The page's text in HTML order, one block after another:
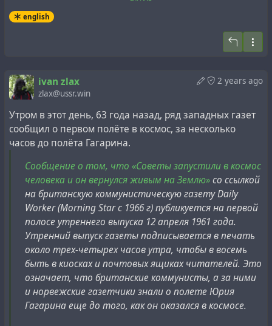
by Frontline by ITN on YouTube
it is possible that the approval for a great future and a
successful career the assistant to the deputy chairman of
the St. Petersburg government received just then,
exactly 30 years ago, directly from the source, from the
future king of the United Kingdom.
cryptocolonialism#history #nyen#property#putin
royal#russianfed#uk#ussr#windsors
Interestingly, La Presse mentioned in its provincial
edition that Daily Worker published an article
on 11 April
in which this official organ of the Communist Party of
Great Britain informed its readers that the Union of
Soviet Socialist Republics (USSR) had launched a human
being in space on 7 April and that this hero had
returned to Earth in perfect health. Better yet, the article
in question, not to mention that of La Presse, contained
a photograph of the cosmonaut, who was certainly not
Gagarin. The British daily’s article also contained a
drawing of Gagarin’s space capsule.
english
2 years ago
ivan zlax
zlax@ussr.win
Утром в этот день, 63 года назад, ряд западных газет
сообщил о первом полёте в космос, за несколько
часов до полёта Гагарина.
Сообщение о том, что «Советы запустили в космос
человека и он вернулся живым на Землю»со ссылкой
на британскую коммунистическую газету Daily
Worker (Morning Star с 1966 г) публикуется на первой
полосе утреннего выпуска 12 апреля 1961 года.
Утренний выпуск газеты подписывается в печать
около трех-четырех часов утра, чтобы в восемь
быть в киосках и почтовых ящиках читателей. Это
означает, что британские коммунисты, а за ними
и норвежские газетчики знали о полете Юрия
Гагарина еще до того, как он оказался в космосе.